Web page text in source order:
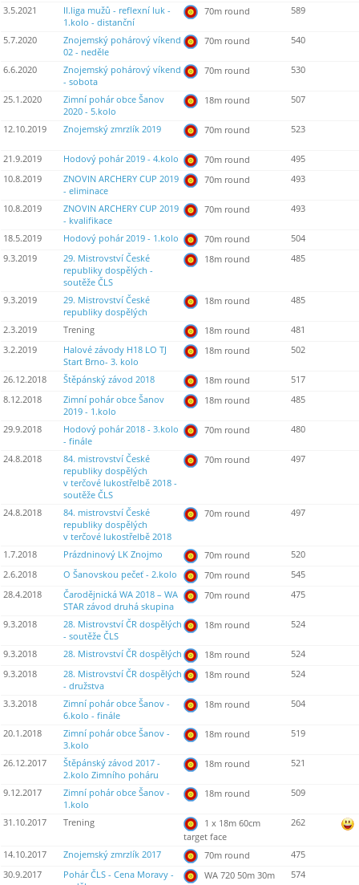
3.5.2021
II.liga mužů - reflexní luk -
1.kolo - distanční
70m round 589
5.7.2020
Znojemský pohárový víkend
02 - neděle
70m round 540
6.6.2020
Znojemský pohárový víkend
- sobota
70m round 530
25.1.2020
Zimní pohár obce Šanov
2020 - 5.kolo
18m round 507
12.10.2019 Znojemský zmrzlík 2019 70m round 523
21.9.2019 Hodový pohár 2019 - 4.kolo 70m round
495
10.8.2019
ZNOVIN ARCHERY CUP 2019
- eliminace
70m round 493
10.8.2019
ZNOVIN ARCHERY CUP 2019
- kvalifikace
70m round 493
18.5.2019 Hodový pohár 2019 - 1.kolo 70m round
504
9.3.2019
29. Mistrovství České
republiky dospělých -
soutěže ČLS
18m round 485
9.3.2019
29. Mistrovství České
republiky dospělých
18m round 485
2.3.2019 Trening 18m round
481
3.2.2019
Halové závody H18 LO TJ
Start Brno- 3. kolo
18m round 502
26.12.2018 Štěpánský závod 2018 18m round
517
8.12.2018
Zimní pohár obce Šanov
2019 - 1.kolo
18m round 485
29.9.2018
Hodový pohár 2018 - 3.kolo
- finále
70m round 480
24.8.2018
84. mistrovství České
republiky dospělých
v terčové lukostřelbě 2018 -
soutěže ČLS
70m round 497
24.8.2018
84. mistrovství České
republiky dospělých
v terčové lukostřelbě 2018
70m round 497
1.7.2018 Prázdninový LK Znojmo 70m round
520
2.6.2018
O Šanovskou pečeť - 2.kolo 70m round
545
28.4.2018
Čarodějnická WA 2018 – WA
STAR závod druhá skupina
70m round 475
9.3.2018
28. Mistrovství ČR dospělých
- soutěže ČLS
18m round 524
9.3.2018 28. Mistrovství ČR dospělých 18m round
524
9.3.2018
28. Mistrovství ČR dospělých
- družstva
18m round 524
3.3.2018
Zimní pohár obce Šanov -
6.kolo - finále
18m round 504
20.1.2018
Zimní pohár obce Šanov -
3.kolo
18m round 519
26.12.2017
Štěpánský závod 2017 -
2.kolo Zimního poháru
18m round 521
9.12.2017
Zimní pohár obce Šanov -
1.kolo
18m round 509
31.10.2017 Trening
1 x 18m 60cm
target face
262
14.10.2017 Znojemský zmrzlík 2017 70m round
475
30.9.2017
Pohár ČLS - Cena Moravy -
WA 720 50m 30m 574